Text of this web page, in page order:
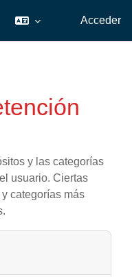
Acceder
y las categorías
usuario. Ciertas
categorías más